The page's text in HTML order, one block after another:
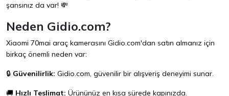
şansınız da var! 💸
Neden Gidio.com?
Xiaomi 70mai araç kamerasını Gidio.com'dan satın almanız için
birkaç önemli neden var:
🔒 Güvenilirlik: Gidio.com, güvenilir bir alışveriş deneyimi sunar.
🚚 Hızlı Teslimat: Ürününüz en kısa sürede kapınızda.